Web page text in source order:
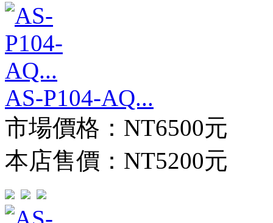
AS-P104-AQ...
市場價格： NT6500元
本店售價： NT5200元